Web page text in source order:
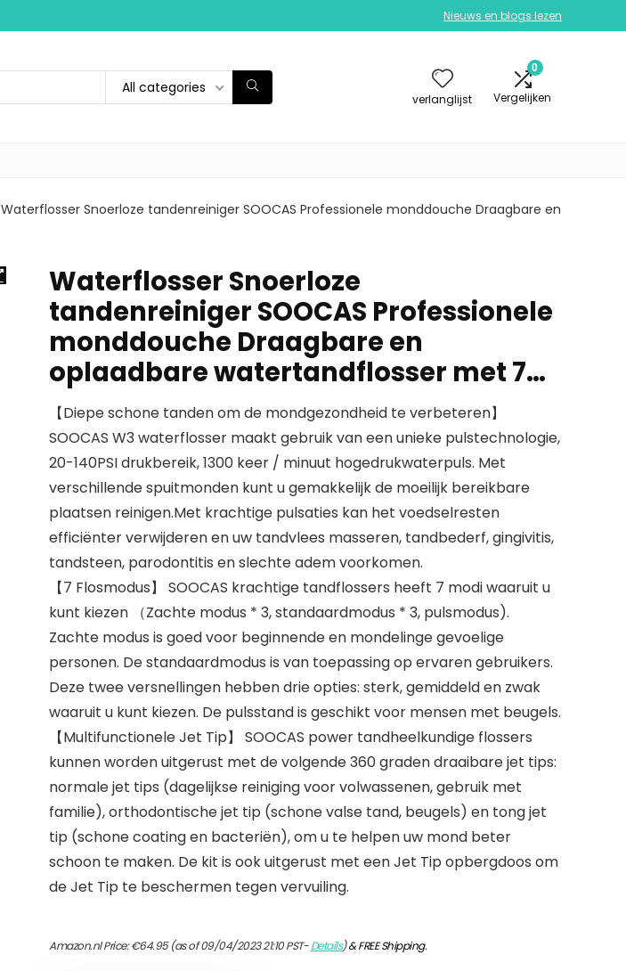
Nieuws en blogs lezen
All categories
verlanglijst
0
Vergelijken
Waterflosser Snoerloze tandenreiniger SOOCAS Professionele monddouche Draagbare en
Waterflosser Snoerloze
tandenreiniger SOOCAS Professionele
monddouche Draagbare en
oplaadbare watertandflosser met 7…
【Diepe schone tanden om de mondgezondheid te verbeteren】
SOOCAS W3 waterflosser maakt gebruik van een unieke pulstechnologie,
20-140PSI drukbereik, 1300 keer / minuut hogedrukwaterpuls. Met
verschillende spuitmonden kunt u gemakkelijk de moeilijk bereikbare
plaatsen reinigen.Met krachtige pulsaties kan het voedselresten
efficiënter verwijderen en uw tandvlees masseren, tandbederf, gingivitis,
tandsteen, parodontitis en slechte adem voorkomen.
【7 Flosmodus】 SOOCAS krachtige tandflossers heeft 7 modi waaruit u
kunt kiezen （Zachte modus * 3, standaardmodus * 3, pulsmodus).
Zachte modus is goed voor beginnende en mondelinge gevoelige
personen. De standaardmodus is van toepassing op ervaren gebruikers.
Deze twee versnellingen hebben drie opties: sterk, gemiddeld en zwak
waaruit u kunt kiezen. De pulsstand is geschikt voor mensen met beugels.
【Multifunctionele Jet Tip】 SOOCAS power tandheelkundige flossers
kunnen worden uitgerust met de volgende 360 ​​graden draaibare jet tips:
normale jet tips (dagelijkse reiniging voor volwassenen, gebruik met
familie), orthodontische jet tip (schone valse tand, beugels) en tong jet
tip (schone coating en bacteriën), om u te helpen uw mond beter
schoon te maken. De kit is ook uitgerust met een Jet Tip opbergdoos om
de Jet Tip te beschermen tegen vervuiling.
Amazon.nl Price:€64.95(as of 09/04/2023 21:10 PST-Details)&FREE Shipping.